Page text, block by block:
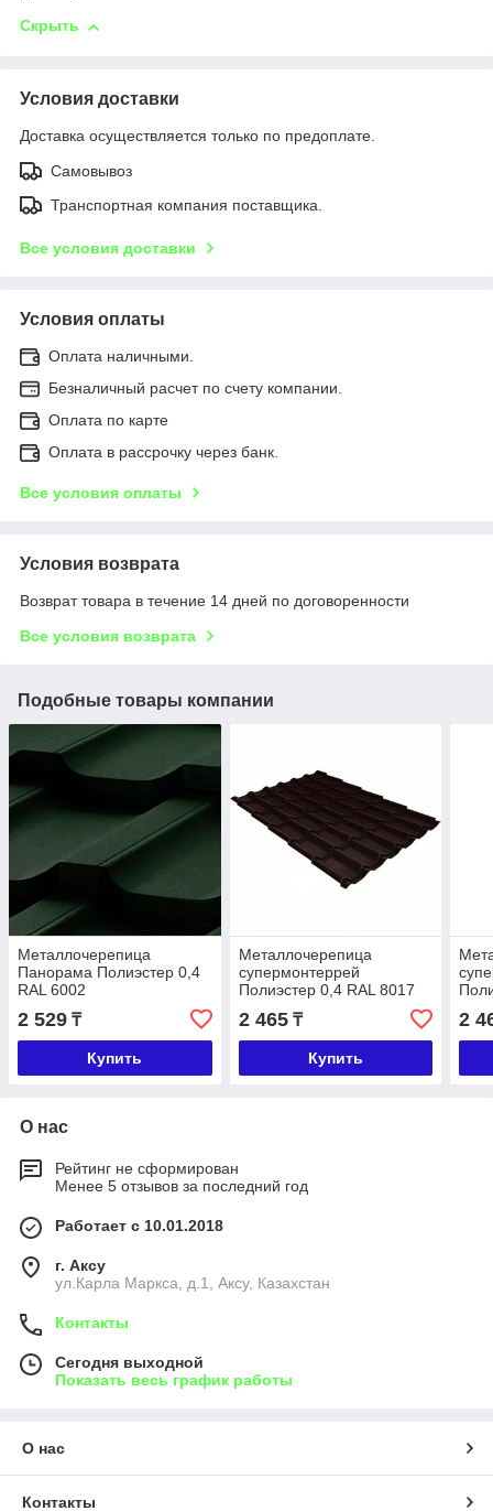
Скрыть
Условия доставки
Доставка осуществляется только по предоплате.
Самовывоз
Транспортная компания поставщика.
Все условия доставки
Условия оплаты
Оплата наличными.
Безналичный расчет по счету компании.
Оплата по карте
Оплата в рассрочку через банк.
Все условия оплаты
Условия возврата
Возврат товара в течение 14 дней по договоренности
Все условия возврата
Подобные товары компании
Металлочерепица
Панорама Полиэстер 0,4
RAL 6002
2 529 ₸
Купить
Металлочерепица
супермонтеррей
Полиэстер 0,4 RAL 8017
2 465₸
Купить
2
О нас
Рейтинг не сформирован
Менее 5 отзывов за последний год
Работает с 10.01.2018
г. Аксу
ул.Карла Маркса, д.1, Аксу, Казахстан
Контакты
Сегодня выходной
Показать весь график работы
О нас
Контакты